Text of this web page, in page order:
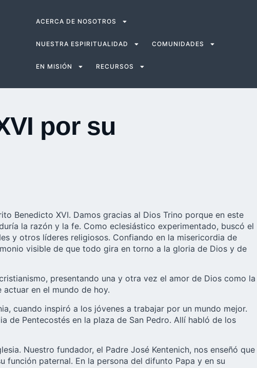
ACERCA DE NOSOTROS
NUESTRA ESPIRITUALIDAD COMUNIDADES
EN MISIÓN RECURSOS
por su
Benedicto XVI. Damos gracias al Dios Trino porque en este
la razón y la fe. Como eclesiástico experimentado, buscó el
y otros líderes religiosos. Confiando en la misericordia de
visible de que todo gira en torno a la gloria de Dios y de
presentando una y otra vez el amor de Dios como la
en el mundo de hoy.
cuando inspiró a los jóvenes a trabajar por un mundo mejor.
de Pentecostés en la plaza de San Pedro. Allí habló de los
Nuestro fundador, el Padre José Kentenich, nos enseñó que
función paternal. En la persona del difunto Papa y en su